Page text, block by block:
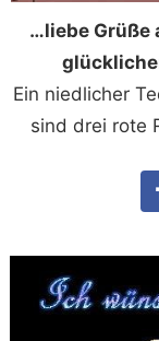
…liebe Grüße
Ein niedlicher
sind drei rote